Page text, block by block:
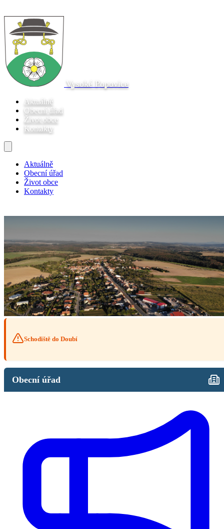
Vysoké Popovice
Aktuálně
Obecní úřad
Život obce
Kontakty
Aktuálně
Obecní úřad
Život obce
Kontakty
Schodiště do Doubí
Obecní úřad